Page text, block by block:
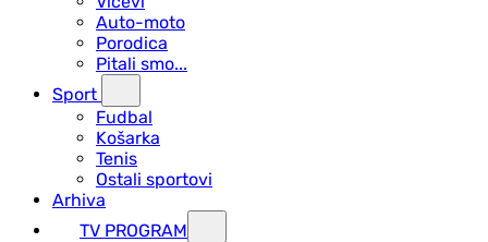
Auto-moto
Porodica
Pitali smo...
Sport
Fudbal
Košarka
Tenis
Ostali sportovi
Arhiva
TV PROGRAM